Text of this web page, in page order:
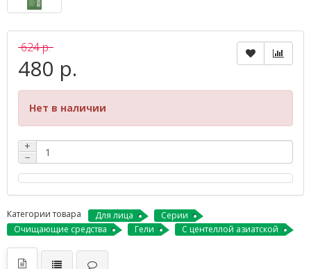
624 р.
480 р.
Нет в наличии
+
−
Категории товара Для лица
Серии
Очищающие средства
Гели С центеллой азиатской